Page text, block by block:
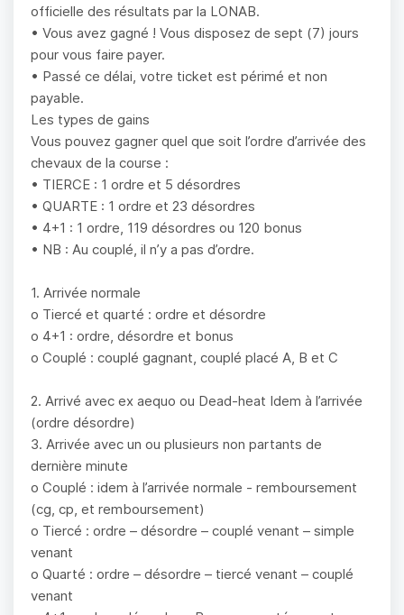
officielle des résultats par la LONAB.
• Vous avez gagné ! Vous disposez de sept (7) jours
pour vous faire payer.
• Passé ce délai, votre ticket est périmé et non
payable.
Les types de gains
Vous pouvez gagner quel que soit l’ordre d’arrivée des
chevaux de la course :
• TIERCE : 1 ordre et 5 désordres
• QUARTE : 1 ordre et 23 désordres
• 4+1 : 1 ordre, 119 désordres ou 120 bonus
• NB : Au couplé, il n’y a pas d’ordre.
1. Arrivée normale
o Tiercé et quarté : ordre et désordre
o 4+1 : ordre, désordre et bonus
o Couplé : couplé gagnant, couplé placé A, B et C
2. Arrivé avec ex aequo ou Dead-heat Idem à l’arrivée
(ordre désordre)
3. Arrivée avec un ou plusieurs non partants de
dernière minute
o Couplé : idem à l’arrivée normale - remboursement
(cg, cp, et remboursement)
o Tiercé : ordre – désordre – couplé venant – simple
venant
o Quarté : ordre – désordre – tiercé venant – couplé
venant